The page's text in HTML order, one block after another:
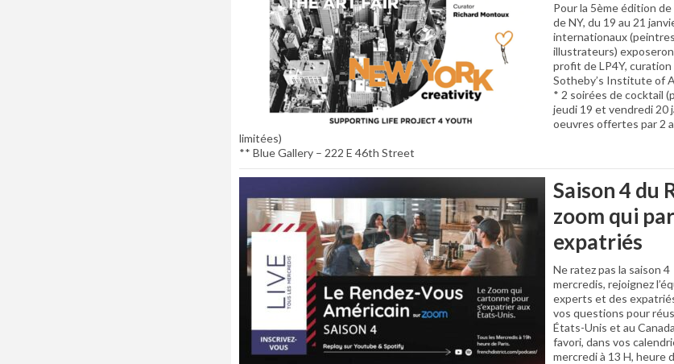
Pour la 5ème édition
de NY, du 19 au 21
internationaux
illustrateurs)
profit de LP4Y,
Sotheby’s Institute of
* 2 soirées de cocktail
jeudi 19 et vendredi 20
oeuvres offertes par 2
limitées)
** Blue Gallery – 222 E 46th Street
Saison 4 du
zoom qui
expatriés
Ne ratez pas la saison
mercredis, rejoignez
experts et des
vos questions pour
États-Unis et au
favori, dans vos
mercredi à 13 H, heure